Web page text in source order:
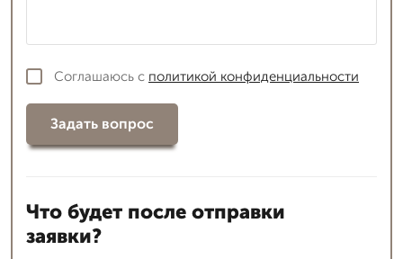
Соглашаюсь с политикой конфиденциальности
Задать вопрос
Что будет после отправки
заявки?